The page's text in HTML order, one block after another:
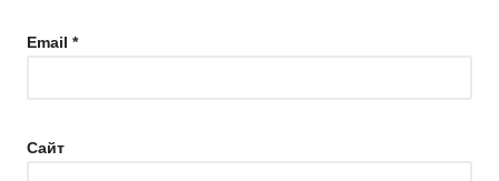
Email *
Сайт